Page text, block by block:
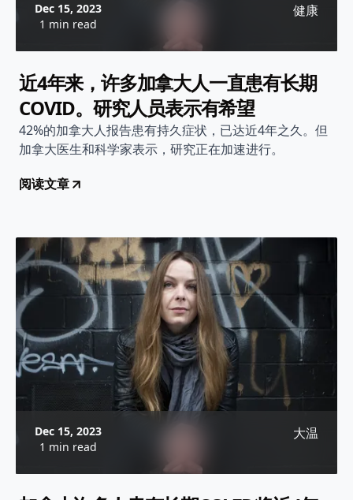
Dec 15, 2023
1 min read
健康
近4年来，许多加拿大人一直患有长期
COVID。研究人员表示有希望
42%的加拿大人报告患有持久症状，已达近4年之久。但
加拿大医生和科学家表示，研究正在加速进行。
阅读文章
Dec 15, 2023
1 min read
大温